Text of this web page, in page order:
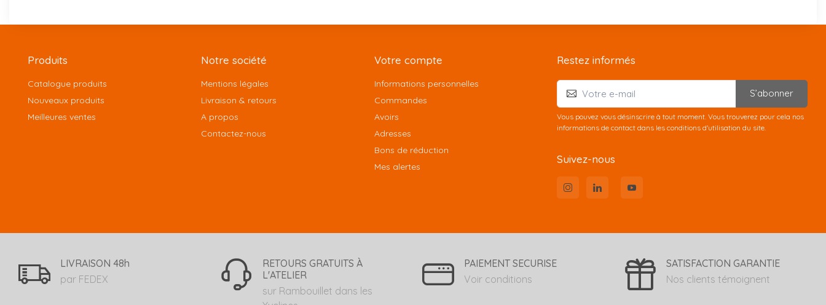
Produits
Catalogue produits
Nouveaux produits
Meilleures ventes
Notre société
Mentions légales
Livraison & retours
A propos
Contactez-nous
Votre compte
Informations personnelles
Commandes
Avoirs
Adresses
Bons de réduction
Mes alertes
Restez informés
S’abonner
Vous pouvez vous désinscrire à tout moment. Vous trouverez pour cela nos
informations de contact dans les conditions d'utilisation du site.
Suivez-nous
LIVRAISON 48h
par FEDEX
RETOURS GRATUITS À
L'ATELIER
sur Rambouillet dans les
PAIEMENT SECURISE
Voir conditions
SATISFACTION GARANTIE
Nos clients témoignent